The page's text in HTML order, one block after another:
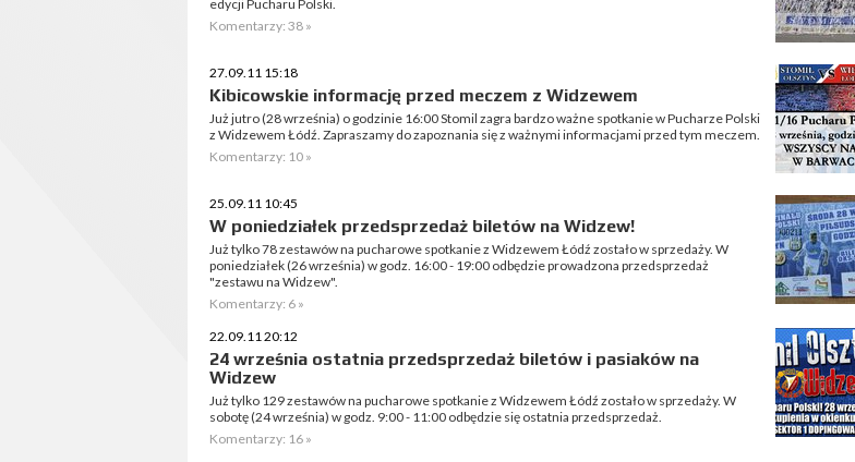
edycji Pucharu Polski.
Komentarzy: 38 »
27.09.11 15:18
Kibicowskie informację przed meczem z Widzewem
Już jutro (28 września) o godzinie 16:00 Stomil zagra bardzo ważne spotkanie w Pucharze Polski
z Widzewem Łódź. Zapraszamy do zapoznania się z ważnymi informacjami przed tym meczem.
Komentarzy: 10 »
25.09.11 10:45
W poniedziałek przedsprzedaż biletów na Widzew!
Już tylko 78 zestawów na pucharowe spotkanie z Widzewem Łódź zostało w sprzedaży. W
poniedziałek (26 września) w godz. 16:00 - 19:00 odbędzie prowadzona przedsprzedaż
"zestawu na Widzew".
Komentarzy: 6 »
22.09.11 20:12
24 września ostatnia przedsprzedaż biletów i pasiaków na
Widzew
Już tylko 129 zestawów na pucharowe spotkanie z Widzewem Łódź zostało w sprzedaży. W
sobotę (24 września) w godz. 9:00 - 11:00 odbędzie się ostatnia przedsprzedaż.
Komentarzy: 16 »